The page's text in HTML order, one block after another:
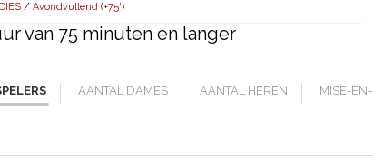
/ Avondvullend (+75')
van 75 minuten en langer
AANTAL DAMES AANTAL HEREN MISE-